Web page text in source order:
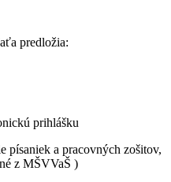
predložia:
prihlášku
písaniek a pracovných zošitov,
z MŠVVaŠ )